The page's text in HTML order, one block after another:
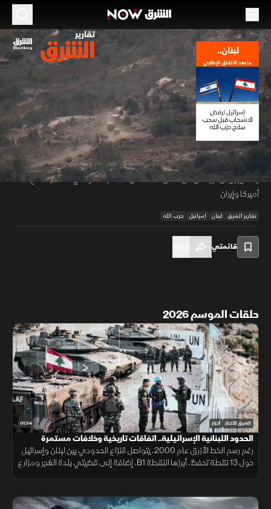
00:12 /01:22
الموسم 2026
لبنان.. ما بعد الاتفاق الإطاري
05 يوليو 2026 01:22 أخبار
تقارير الشرق
تواجه المفاوضات اللبنانية تعقيدات جراء تمسك إسرائيل بربط عودة النازحين بنزع
سلاح حزب الله وإقامة منطقة أمنية حدودية مع استمرار غاراتها، وسط انقسام
داخلي بين رؤية رئاسة الجمهورية التي ترى بالاتفاق خطوة لاستعادة السيادة،
وتحذير رئيس البرلمان من فصل الملف عن المسار التفاوضي المشترك مع
أميركا وإيران
تقارير الشرق لبنان إسرائيل حزب الله
قائمتي
حلقات الموسم 2026
01:54 الشرق للأخبار أخبار
الحدود اللبنانية الإسرائيلية.. اتفاقات تاريخية وخلافات مستمرة
رغم رسم الخط الأزرق عام 2000، يتواصل النزاع الحدودي بين لبنان وإسرائيل
حول 13 نقطة تحفظ، أبرزها النقطة B1، إضافة إلى قضيتي بلدة الغجر ومزارع